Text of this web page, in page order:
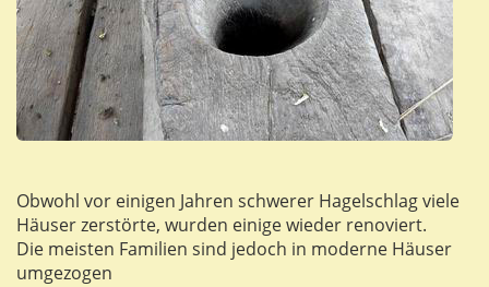
Obwohl vor einigen Jahren schwerer Hagelschlag viele
Häuser zerstörte, wurden einige wieder renoviert.
Die meisten Familien sind jedoch in moderne Häuser
umgezogen